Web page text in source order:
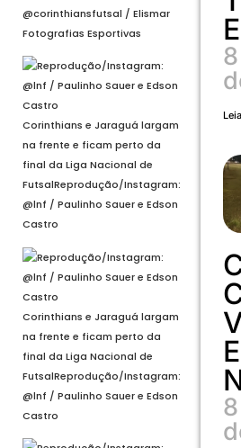
@corinthiansfutsal / Elismar
Fotografias Esportivas
Corinthians e Jaraguá largam
na frente e ficam perto da
final da Liga Nacional de
FutsalReprodução/Instagram:
@lnf / Paulinho Sauer e Edson
Castro
Corinthians e Jaraguá largam
na frente e ficam perto da
final da Liga Nacional de
FutsalReprodução/Instagram:
@lnf / Paulinho Sauer e Edson
Castro